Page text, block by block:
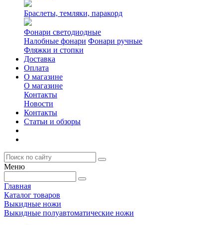
Браслеты, темляки, паракорд
Фонари светодиодные
Налобные фонари Фонари ручные
Фляжки и стопки
Доставка
Оплата
О магазине
О магазине
Контакты
Новости
Контакты
Статьи и обзоры
Меню
Главная
Каталог товаров
Выкидные ножи
Выкидные полуавтоматические ножи